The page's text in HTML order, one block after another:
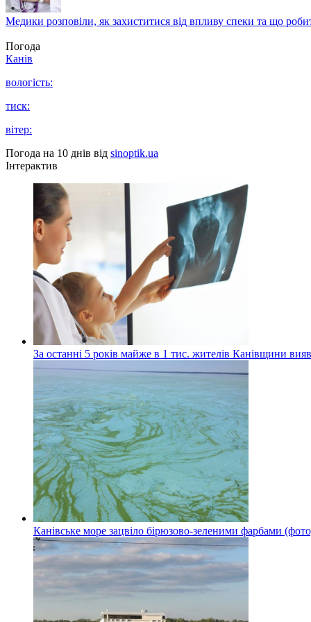
Медики розповіли, як захиститися від впливу спеки та що
Погода
Канів
вологість:
тиск:
вітер:
Погода на 10 днів від sinoptik.ua
Інтерактив
За останні 5 років майже в 1 тис. жителів Канівщини
Канівське море зацвіло бірюзово-зеленими фарбами